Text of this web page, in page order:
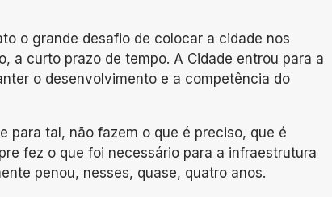
o grande desafio de colocar a cidade nos
a curto prazo de tempo. A Cidade entrou para a
o desenvolvimento e a competência do
para tal, não fazem o que é preciso, que é
fez o que foi necessário para a infraestrutura
penou, nesses, quase, quatro anos.